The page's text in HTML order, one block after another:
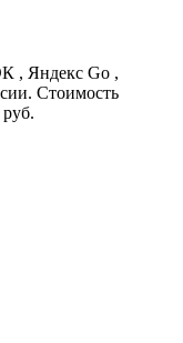
, Яндекс Go ,
Стоимость